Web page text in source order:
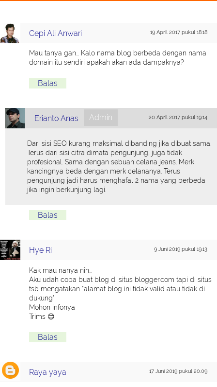
Cepi Ali Anwari 19 April 2017 pukul 18.18
Mau tanya gan... Kalo nama blog berbeda dengan nama
domain itu sendiri apakah akan ada dampaknya?
Balas
Erianto Anas Admin 20 April 2017 pukul 19.14
Dari sisi SEO kurang maksimal dibanding jika dibuat sama.
Terus dari sisi citra dimata pengunjung, juga tidak
profesional. Sama dengan sebuah celana jeans. Merk
kancingnya beda dengan merk celananya. Terus
pengunjung jadi harus menghafal 2 nama yang berbeda
jika ingin berkunjung lagi.
Balas
Hye Ri 9 Juni 2019 pukul 19.13
Kak mau nanya nih...
Aku udah coba buat blog di situs blogger.com tapi di situs
tsb mengatakan "alamat blog ini tidak valid atau tidak di
dukung"
Mohon infonya
Trims 😊
Balas
Raya yaya 17 Juni 2019 pukul 20.09